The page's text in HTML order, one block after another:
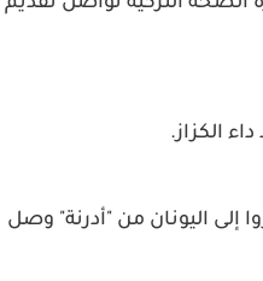
إلى اليونان من "أدرنة" وصل